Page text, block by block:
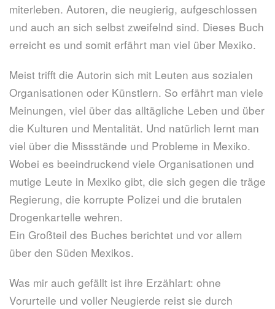
miterleben. Autoren, die neugierig, aufgeschlossen
und auch an sich selbst zweifelnd sind. Dieses Buch
erreicht es und somit erfährt man viel über Mexiko.
Meist trifft die Autorin sich mit Leuten aus sozialen
Organisationen oder Künstlern. So erfährt man viele
Meinungen, viel über das alltägliche Leben und über
die Kulturen und Mentalität. Und natürlich lernt man
viel über die Missstände und Probleme in Mexiko.
Wobei es beeindruckend viele Organisationen und
mutige Leute in Mexiko gibt, die sich gegen die träge
Regierung, die korrupte Polizei und die brutalen
Drogenkartelle wehren.
Ein Großteil des Buches berichtet und vor allem
über den Süden Mexikos.
Was mir auch gefällt ist ihre Erzählart: ohne
Vorurteile und voller Neugierde reist sie durch